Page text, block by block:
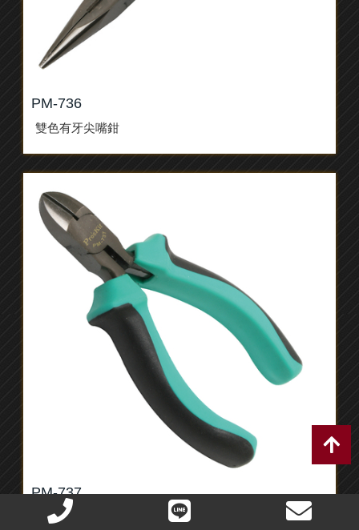
PM-736
雙色有牙尖嘴鉗
PM-737
雙色精密斜口鉗